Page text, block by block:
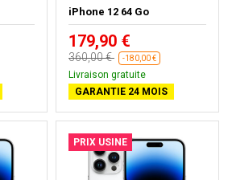
iPhone 12 64 Go
179,90 €
360,00 € -180,00 €
Livraison gratuite
GARANTIE 24 MOIS
PRIX USINE